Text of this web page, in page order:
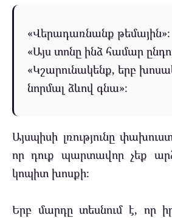
«Վերադառնանք թեմային»։
«Այս տոնը ինձ համար
«Կշարունակենք, երբ
նորմալ ձևով գնա»։
Այսպիսի լռությունը
որ դուք պարտավոր չեք
կոպիտ խոսքի։
Երբ մարդը տեսնում է, որ